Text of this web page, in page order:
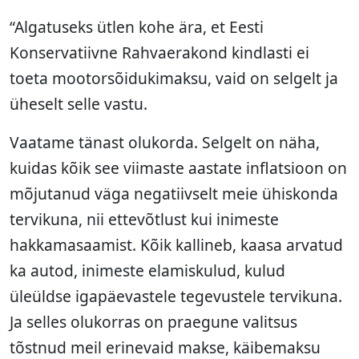
“Algatuseks ütlen kohe ära, et Eesti
Konservatiivne Rahvaerakond kindlasti ei
toeta mootorsõidukimaksu, vaid on selgelt ja
üheselt selle vastu.
Vaatame tänast olukorda. Selgelt on näha,
kuidas kõik see viimaste aastate inflatsioon on
mõjutanud väga negatiivselt meie ühiskonda
tervikuna, nii ettevõtlust kui inimeste
hakkamasaamist. Kõik kallineb, kaasa arvatud
ka autod, inimeste elamiskulud, kulud
üleüldse igapäevastele tegevustele tervikuna.
Ja selles olukorras on praegune valitsus
tõstnud meil erinevaid makse, käibemaksu